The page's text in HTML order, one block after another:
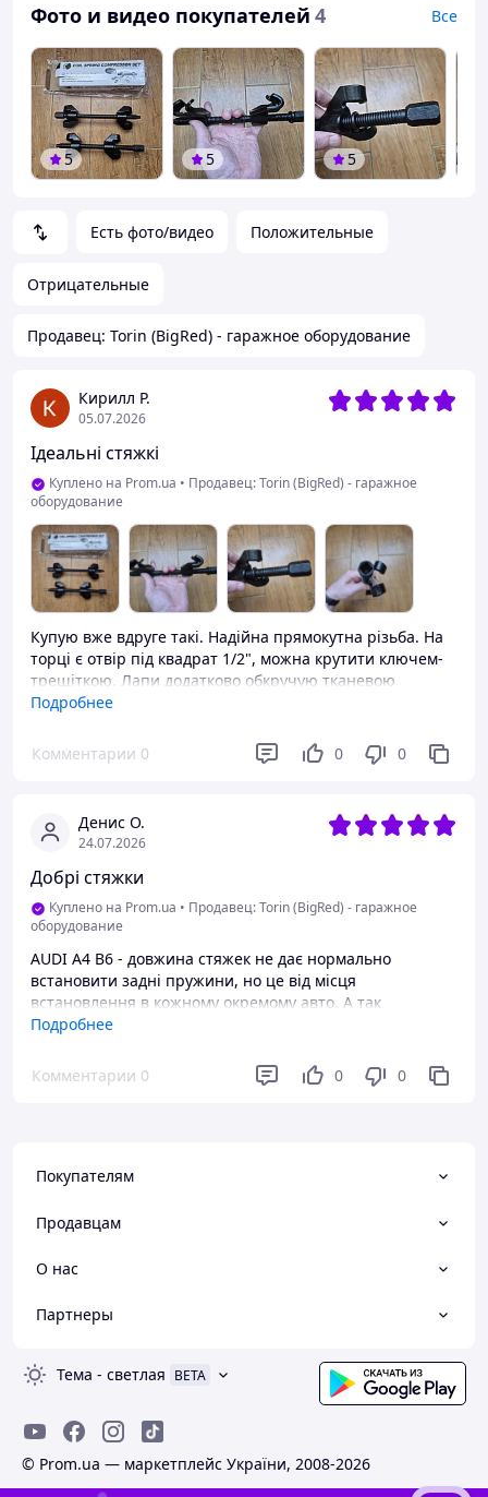
Есть фото/видео Положительные
Отрицательные
Продавец: Torin (BigRed) - гаражное оборудование
Кирилл Р.
05.07.2026
Ідеальні стяжкі
Куплено на Prom.ua • Продавец: Torin (BigRed) - гаражное
оборудование
Купую вже вдруге такі. Надійна прямокутна різьба. На
торці є отвір під квадрат 1/2", можна крутити ключем-
трещіткою. Лапи додатково обкручую тканевою
ізострічкою, щоб не обдирати фарбу пружин.
Якість, отвір під квадрат.
Подробнее
Комментарии 0 0 0
Денис О.
24.07.2026
Добрі стяжки
Куплено на Prom.ua • Продавец: Torin (BigRed) - гаражное
оборудование
AUDI A4 B6 - довжина стяжек не дає нормально
встановити задні пружини, но це від місця
встановлення в кожному окремому авто. А так
нормальні стяжки!
Стискає та тримає, що ще потрібно
Подробнее
Комментарии 0 0 0
Фото и видео покупателей 4 Все
5 5 5
Покупателям
Продавцам
О нас
Партнеры
Тема - светлая BETA
© Prom.ua — маркетплейс України, 2008-2026